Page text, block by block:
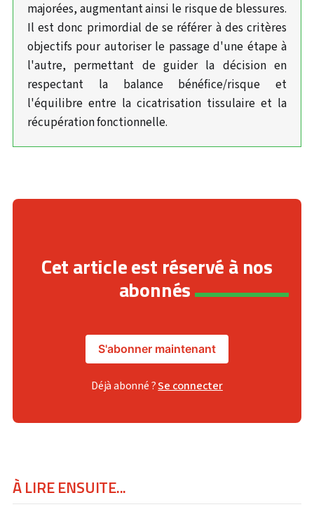
majorées, augmentant ainsi le risque de blessures.
Il est donc primordial de se référer à des critères
objectifs pour autoriser le passage d'une étape à
l'autre, permettant de guider la décision en
respectant la balance bénéfice/risque et
l'équilibre entre la cicatrisation tissulaire et la
récupération fonctionnelle.
Cet article est réservé à nos
abonnés
S'abonner maintenant
Déjà abonné ?Se connecter
À LIRE ENSUITE...